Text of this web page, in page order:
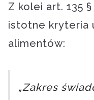
Z kolei art. 135
istotne kryteria
alimentów:
„Zakres